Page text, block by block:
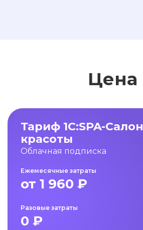
Цена
Тариф 1С:SPA-Салон
красоты
Облачная подписка
Ежемесячные затраты
от 1 960 ₽
Разовые затраты
0 ₽